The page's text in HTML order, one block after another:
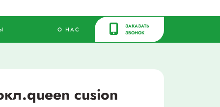
О НАС
ЗАКАЗАТЬ
ЗВОНОК
cusion